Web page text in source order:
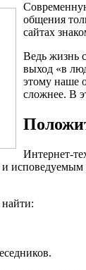
общения
сайтах
Ведь жизнь
выход «в
этому наше
сложнее. В
Интернет-